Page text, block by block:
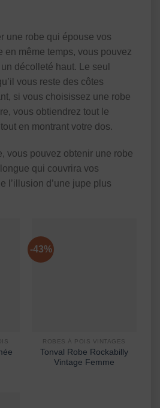
une robe qui épouse vos
en même temps, vous pouvez
décolleté haut. Le seul
vous reste des côtes
si vous choisissez une robe
vous obtiendrez tout le
en montrant votre dos.
vous pouvez obtenir une robe
qui couvrira vos
l’illusion d’une jupe plus
-43%
ROBES À POIS VINTAGES
Tonval Robe Rockabilly
Vintage Femme